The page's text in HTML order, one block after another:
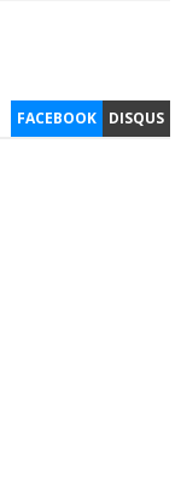
FACEBOOK DISQUS